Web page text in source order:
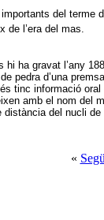
del terme
de l’era del mas.
hi ha gravat l’any
pedra d’una
tinc informació
amb el nom
distància del nucli de
«